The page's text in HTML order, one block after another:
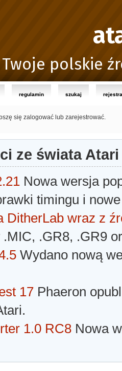
Twoje polskie
regulamin szukaj
się zalogować lub zarejestrować.
ze świata Atari
Nowa wersja
timingu i
DitherLab wraz z
.GR8, .GR9
Wydano nową
17 Phaeron
1.0 RC8 Nowa